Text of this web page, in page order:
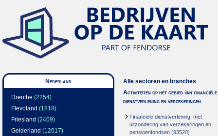
Nederland
Drenthe (2254)
Flevoland (1818)
Friesland (2409)
Gelderland (12017)
Alle sectoren en branches
Activiteiten op het gebied van financiële
dienstverlening en verzekeringen
Financiële dienstverlening, met
uitzondering van verzekeringen en
pensioenfondsen (93520)